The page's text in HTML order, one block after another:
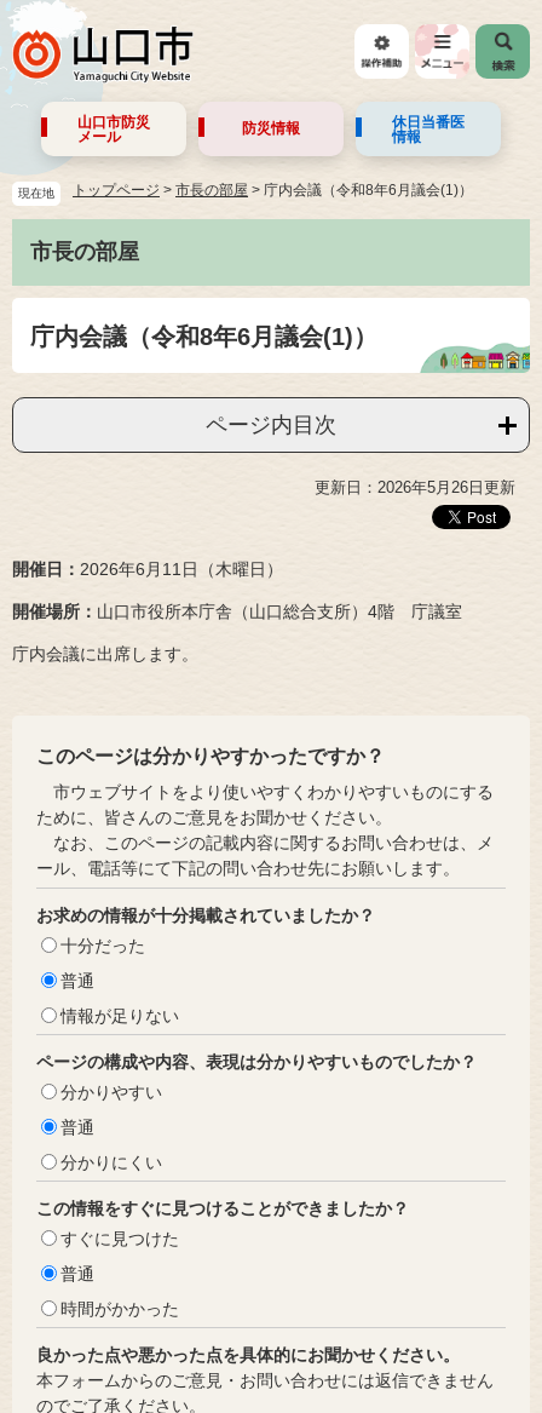
山口市防災
メール
防災情報
休日当番医
情報
現在地 トップページ > 市長の部屋 > 庁内会議（令和8年6月議会(1)）
市長の部屋
庁内会議（令和8年6月議会(1)）
ページ内目次
更新日：2026年5月26日更新
開催日： 2026年6月11日（木曜日）
開催場所： 山口市役所本庁舎（山口総合支所）4階 庁議室
庁内会議に出席します。
このページは分かりやすかったですか？
市ウェブサイトをより使いやすくわかりやすいものにする
ために、皆さんのご意見をお聞かせください。
なお、このページの記載内容に関するお問い合わせは、メ
ール、電話等にて下記の問い合わせ先にお願いします。
お求めの情報が十分掲載されていましたか？
十分だった
普通
情報が足りない
ページの構成や内容、表現は分かりやすいものでしたか？
分かりやすい
普通
分かりにくい
この情報をすぐに見つけることができましたか？
すぐに見つけた
普通
時間がかかった
良かった点や悪かった点を具体的にお聞かせください。
本フォームからのご意見・お問い合わせには返信できません
のでご了承ください。